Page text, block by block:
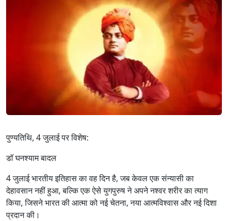
पुण्यतिथि, 4 जुलाई पर विशेष:
डॉ घनश्याम बादल
4 जुलाई भारतीय इतिहास का वह दिन है, जब केवल एक संन्यासी का
देहावसान नहीं हुआ, बल्कि एक ऐसे युगपुरुष ने अपने नश्वर शरीर का त्याग
किया, जिसने भारत की आत्मा को नई चेतना, नया आत्मविश्वास और नई दिशा
प्रदान की।